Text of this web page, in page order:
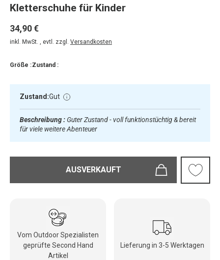
Kletterschuhe für Kinder
34,90 €
inkl. MwSt. , evtl. zzgl. Versandkosten
Größe :Zustand :
Zustand:Gut
Beschreibung : Guter Zustand - voll funktionstüchtig & bereit
für viele weitere Abenteuer
AUSVERKAUFT
Vom Outdoor Spezialisten
geprüfte Second Hand
Artikel
Lieferung in 3-5 Werktagen